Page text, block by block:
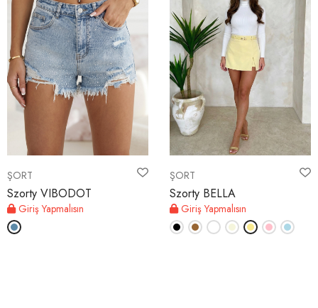
ŞORT
Szorty VIBODOT
Giriş Yapmalısın
ŞORT
Szorty BELLA
Giriş Yapmalısın